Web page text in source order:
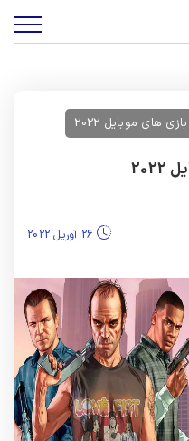
بازی های موبایل 2022
26 آوریل 2022